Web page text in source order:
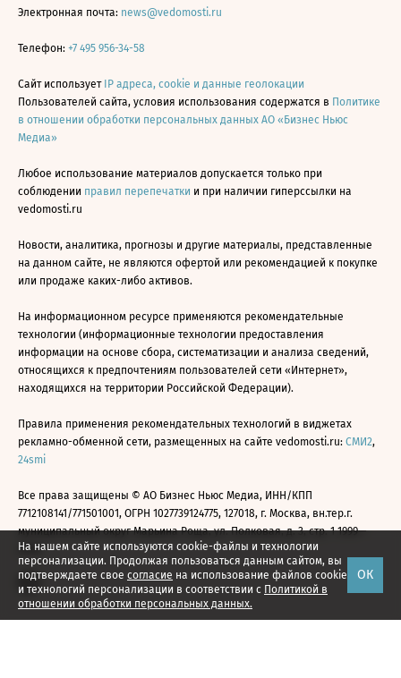
На нашем сайте используются cookie-файлы и технологии
персонализации. Продолжая пользоваться данным сайтом, вы
подтверждаете свое согласие на использование файлов cookie
и технологий персонализации в соответствии с Политикой в
отношении обработки персональных данных.
ОК
Электронная почта: news@vedomosti.ru
Телефон: +7 495 956-34-58
Сайт использует IP адреса, cookie и данные геолокации
Пользователей сайта, условия использования содержатся в Политике
в отношении обработки персональных данных АО «Бизнес Ньюс
Медиа»
Любое использование материалов допускается только при
соблюдении правил перепечатки и при наличии гиперссылки на
vedomosti.ru
Новости, аналитика, прогнозы и другие материалы, представленные
на данном сайте, не являются офертой или рекомендацией к покупке
или продаже каких-либо активов.
На информационном ресурсе применяются рекомендательные
технологии (информационные технологии предоставления
информации на основе сбора, систематизации и анализа сведений,
относящихся к предпочтениям пользователей сети «Интернет»,
находящихся на территории Российской Федерации).
Правила применения рекомендательных технологий в виджетах
рекламно-обменной сети, размещенных на сайте vedomosti.ru: СМИ2,
24smi
Все права защищены © АО Бизнес Ньюс Медиа, ИНН/КПП
7712108141/771501001, ОГРН 1027739124775, 127018, г. Москва, вн.тер.г.
муниципальный округ Марьина Роща, ул. Полковая, д. 3, стр. 1 1999—
2026